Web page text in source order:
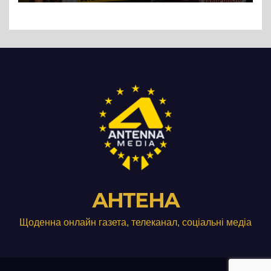
Три», що займається
АНТЕНА
Щоденна онлайн газета, телеканал, соціальні медіа